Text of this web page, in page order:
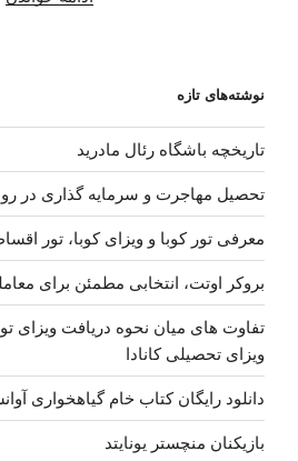
نوشته‌های تازه
تاریخچه باشگاه رئال مادرید
تحصیل مهاجرت و سرمایه گذاری در
معرفی تور کوبا و ویزای کوبا، تور
بروکر اوتت، انتخابی مطمئن برای
تفاوت های میان نحوه دریافت ویزای
ویزای تحصیلی کانادا
دانلود رایگان کتاب خام گیاهخواری
بازیکنان منچستر یونایتد